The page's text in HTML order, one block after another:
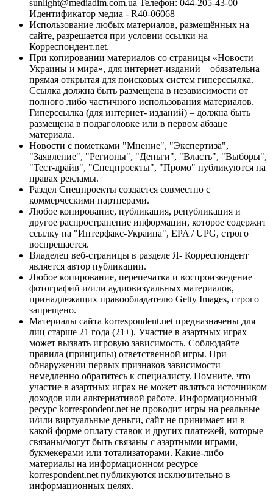
sunlight@mediadim.com.ua Телефон: 044-205-43-00
Идентификатор медиа - R40-06068
Использование любых материалов, размещённых на
сайте, разрешается при условии ссылки на
Корреспондент.net.
При копировании материалов со страницы «Новости
Украины и мира», для интернет-изданий – обязательна
прямая открытая для поисковых систем гиперссылка.
Ссылка должна быть размещена в независимости от
полного либо частичного использования материалов.
Гиперссылка (для интернет- изданий) – должна быть
размещена в подзаголовке или в первом абзаце
материала.
Новости с пометками "Мнение", "Экспертиза",
"Заявление", "Регионы", "Деньги", "Власть", "Выборы",
"Тест-драйв", "Спецпроекты", "Промо" публикуются на
правах рекламы.
Раздел Спецпроекты создается совместно с
коммерческими партнерами.
Любое копирование, публикация, републикация и
другое распространение информации, которое содержит
ссылку на "Интерфакс-Украина", EPA / UPG, строго
воспрещается.
Владелец веб-страницы в разделе Я- Корреспондент
является автор публикации.
Любое копирование, перепечатка и воспроизведение
фотографий и/или аудиовизуальных материалов,
принадлежащих правообладателю Getty Images, строго
запрещено.
Материалы сайта korrespondent.net предназначены для
лиц старше 21 года (21+). Участие в азартных играх
может вызвать игровую зависимость. Соблюдайте
правила (принципы) ответственной игры. При
обнаружении первых признаков зависимости
немедленно обратитесь к специалисту. Помните, что
участие в азартных играх не может являться источником
доходов или альтернативой работе. Информационный
ресурс korrespondent.net не проводит игры на реальные
и/или виртуальные деньги, сайт не принимает ни в
какой форме оплату ставок и других платежей, которые
связаны/могут быть связаны с азартными играми,
букмекерами или тотализаторами. Какие-либо
материалы на информационном ресурсе
korrespondent.net публикуются исключительно в
информационных целях.